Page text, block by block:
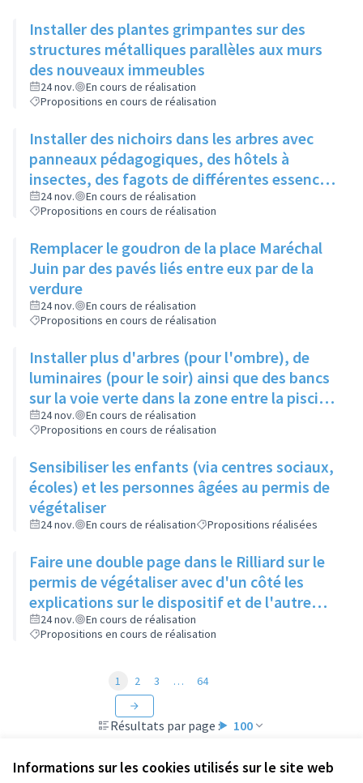
Informations sur les cookies utilisés sur le site web
Installer des plantes grimpantes sur des
structures métalliques parallèles aux murs
des nouveaux immeubles
24 nov.
En cours de réalisation
Propositions en cours de réalisation
Installer des nichoirs dans les arbres avec
panneaux pédagogiques, des hôtels à
insectes, des fagots de différentes essences
pour stimuler la biodiversité sur la place du
Château à la Roue
24 nov.
En cours de réalisation
Propositions en cours de réalisation
Remplacer le goudron de la place Maréchal
Juin par des pavés liés entre eux par de la
verdure
24 nov.
En cours de réalisation
Propositions en cours de réalisation
Installer plus d'arbres (pour l'ombre), de
luminaires (pour le soir) ainsi que des bancs
sur la voie verte dans la zone entre la piscine
et la rue de l'Industrie
24 nov.
En cours de réalisation
Propositions en cours de réalisation
Sensibiliser les enfants (via centres sociaux,
écoles) et les personnes âgées au permis de
végétaliser
24 nov. En cours de réalisation Propositions réalisées
Faire une double page dans le Rilliard sur le
permis de végétaliser avec d'un côté les
explications sur le dispositif et de l'autre
côté des exemples concrets de lieux à
investir
24 nov.
En cours de réalisation
Propositions en cours de réalisation
Résultats par page : 100
1 2 3 … 64